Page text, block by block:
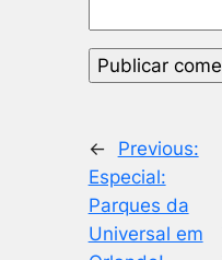
←
Previous:
Especial:
Parques da
Universal em